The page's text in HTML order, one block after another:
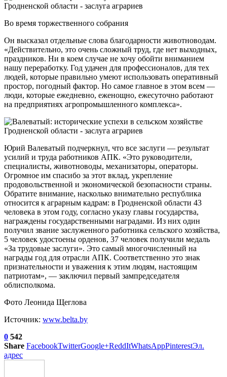
Во время торжественного собрания
Он высказал отдельные слова благодарности животноводам.
«Действительно, это очень сложный труд, где нет выходных,
праздников. Ни в коем случае не хочу обойти вниманием
нашу переработку. Год удачен для профессионалов, для тех
людей, которые правильно умеют использовать оперативный
простор, погодный фактор. Но самое главное в этом всем —
люди, которые ежедневно, еженощно, ежесуточно работают
на предприятиях агропромышленного комплекса».
Юрий Валеватый подчеркнул, что все заслуги — результат
усилий и труда работников АПК. «Это руководители,
специалисты, животноводы, механизаторы, операторы.
Огромное им спасибо за этот вклад, укрепление
продовольственной и экономической безопасности страны.
Обратите внимание, насколько внимательно республика
относится к аграрным кадрам: в Гродненской области 43
человека в этом году, согласно указу главы государства,
награждены государственными наградами. Из них один
получил звание заслуженного работника сельского хозяйства,
5 человек удостоены орденов, 37 человек получили медаль
«За трудовые заслуги». Это самый многочисленный на
награды год для отрасли АПК. Соответственно это знак
признательности и уважения к этим людям, настоящим
патриотам», — заключил первый зампредседателя
облисполкома.
Фото Леонида Щеглова
Источник: www.belta.by
0 542
Share FacebookTwitterGoogle+ReddItWhatsAppPinterestЭл.
адрес